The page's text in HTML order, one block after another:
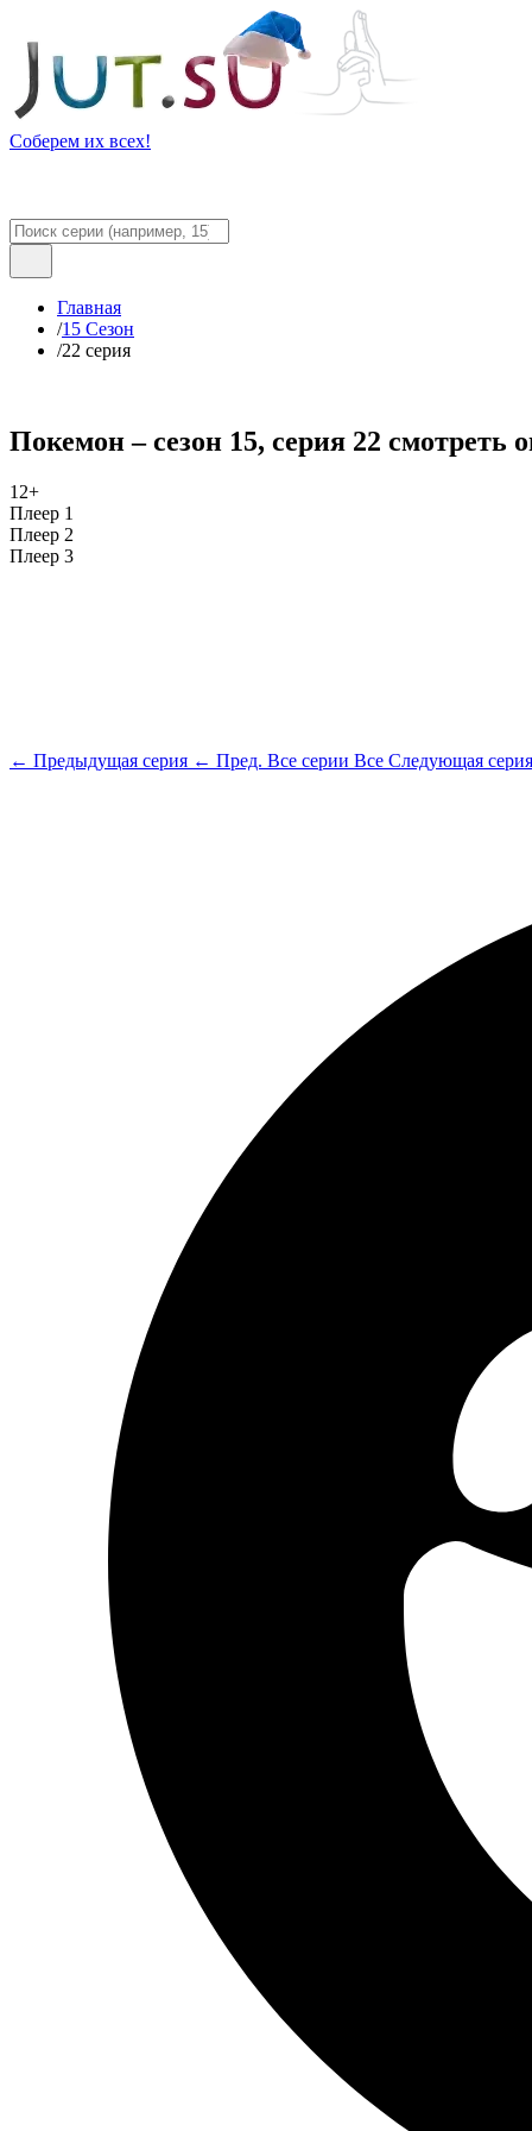
Соберем их всех!
Главная
/15 Сезон
/22 серия
Покемон – сезон 15, серия 22 смотреть
12+
Плеер 1
Плеер 2
Плеер 3
← Предыдущая серия ← Пред. Все серии Все Следующая